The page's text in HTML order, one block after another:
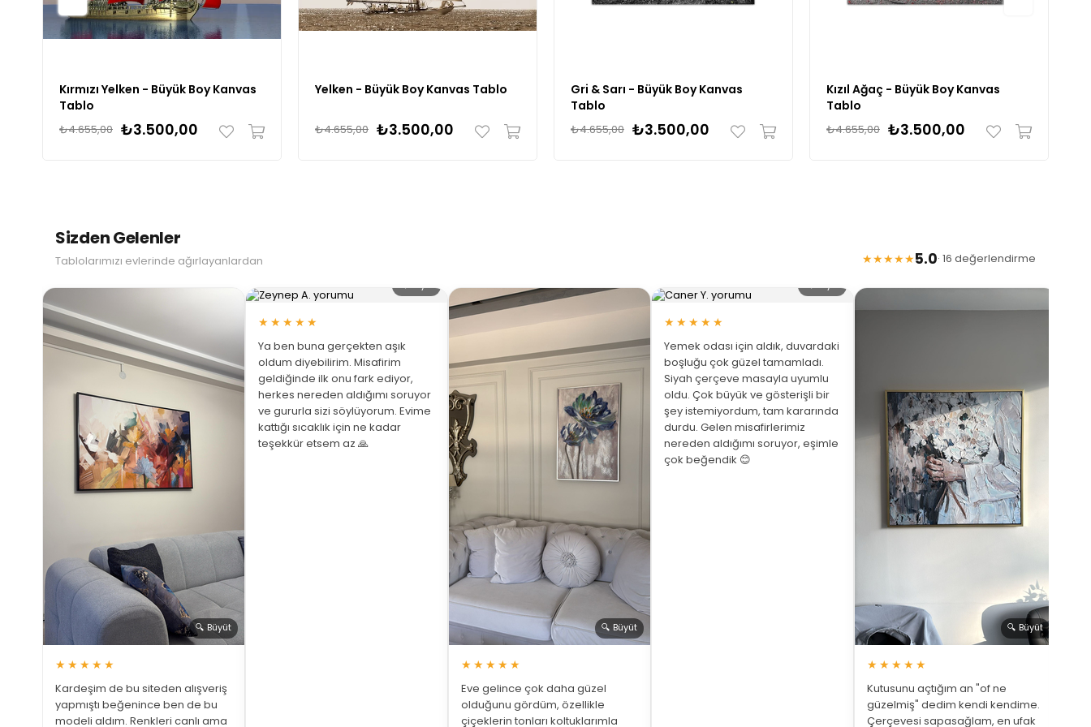
Kırmızı Yelken - Büyük Boy Kanvas
Tablo
₺3.500,00
₺4.655,00
Yelken - Büyük Boy Kanvas Tablo
₺3.500,00
₺4.655,00
Gri & Sarı - Büyük Boy Kanvas
Tablo
₺3.500,00
₺4.655,00
Kızıl Ağaç - Büyük Boy Kanvas
Tablo
₺3.500,00
₺4.655,00
Sizden Gelenler
Tablolarımızı evlerinde ağırlayanlardan ★★★★★5.0· 16 değerlendirme
🔍 Büyüt
★★★★★
Kardeşim de bu siteden alışveriş
yapmıştı beğenince ben de bu
modeli aldım. Renkleri canlı ama
★★★★★
Ya ben buna gerçekten aşık
oldum diyebilirim. Misafirim
geldiğinde ilk onu fark ediyor,
herkes nereden aldığımı soruyor
ve gururla sizi söylüyorum. Evime
kattığı sıcaklık için ne kadar
teşekkür etsem az 🙏
🔍 Büyüt
★★★★★
Eve gelince çok daha güzel
olduğunu gördüm, özellikle
çiçeklerin tonları koltuklarımla
★★★★★
Yemek odası için aldık, duvardaki
boşluğu çok güzel tamamladı.
Siyah çerçeve masayla uyumlu
oldu. Çok büyük ve gösterişli bir
şey istemiyordum, tam kararında
durdu. Gelen misafirlerimiz
nereden aldığımı soruyor, eşimle
çok beğendik 😊
🔍 Büyüt
★★★★★
Kutusunu açtığım an "of ne
güzelmiş" dedim kendi kendime.
Çerçevesi sapasağlam, en ufak